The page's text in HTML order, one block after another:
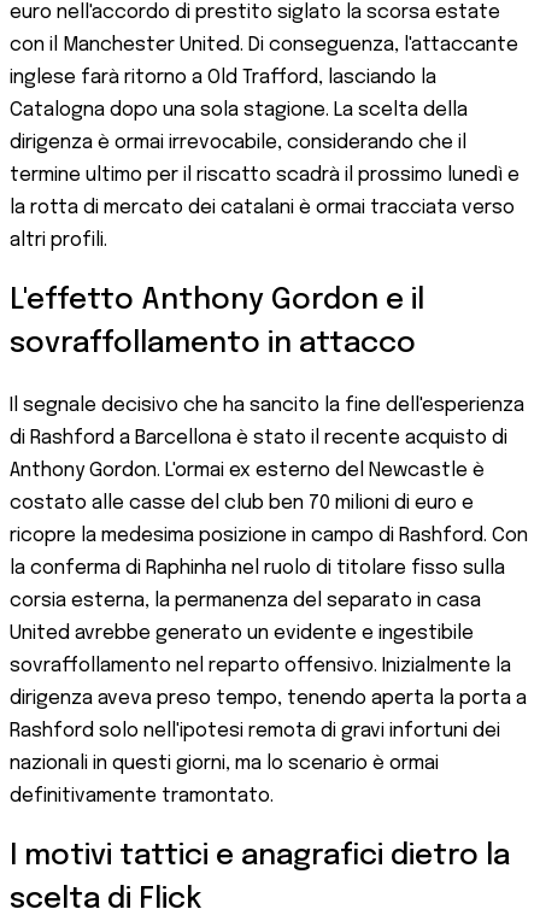
euro nell'accordo di prestito siglato la scorsa estate
con il Manchester United. Di conseguenza, l'attaccante
inglese farà ritorno a Old Trafford, lasciando la
Catalogna dopo una sola stagione. La scelta della
dirigenza è ormai irrevocabile, considerando che il
termine ultimo per il riscatto scadrà il prossimo lunedì e
la rotta di mercato dei catalani è ormai tracciata verso
altri profili.
L'effetto Anthony Gordon e il
sovraffollamento in attacco
Il segnale decisivo che ha sancito la fine dell'esperienza
di Rashford a Barcellona è stato il recente acquisto di
Anthony Gordon. L'ormai ex esterno del Newcastle è
costato alle casse del club ben 70 milioni di euro e
ricopre la medesima posizione in campo di Rashford. Con
la conferma di Raphinha nel ruolo di titolare fisso sulla
corsia esterna, la permanenza del separato in casa
United avrebbe generato un evidente e ingestibile
sovraffollamento nel reparto offensivo. Inizialmente la
dirigenza aveva preso tempo, tenendo aperta la porta a
Rashford solo nell'ipotesi remota di gravi infortuni dei
nazionali in questi giorni, ma lo scenario è ormai
definitivamente tramontato.
I motivi tattici e anagrafici dietro la
scelta di Flick